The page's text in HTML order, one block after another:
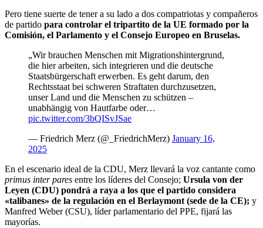
Pero tiene suerte de tener a su lado a dos compatriotas y compañeros
de partido para controlar el tripartito de la UE formado por la
Comisión, el Parlamento y el Consejo Europeo en Bruselas.
„Wir brauchen Menschen mit Migrationshintergrund,
die hier arbeiten, sich integrieren und die deutsche
Staatsbürgerschaft erwerben. Es geht darum, den
Rechtsstaat bei schweren Straftaten durchzusetzen,
unser Land und die Menschen zu schützen –
unabhängig von Hautfarbe oder…
pic.twitter.com/3bQISvJSae
— Friedrich Merz (@_FriedrichMerz) January 16,
2025
En el escenario ideal de la CDU, Merz llevará la voz cantante como
primus inter pares entre los líderes del Consejo; Ursula von der
Leyen (CDU) pondrá a raya a los que el partido considera
«talibanes» de la regulación en el Berlaymont (sede de la CE); y
Manfred Weber (CSU), líder parlamentario del PPE, fijará las
mayorías.